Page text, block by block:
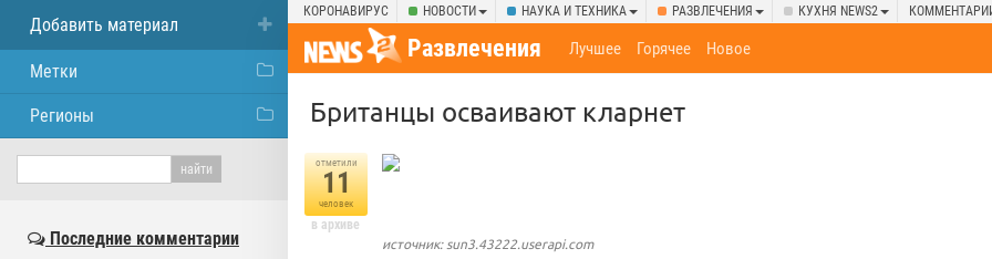
КОРОНАВИРУС НОВОСТИ НАУКА И ТЕХНИКА РАЗВЛЕЧЕНИЯ КУХНЯ NEWS2
Развлечения Лучшее Горячее Новое
Британцы осваивают кларнет
отметили
11
человек
в архиве
источник: sun3.43222.userapi.com
Добавить материал
Метки
Регионы
Последние комментарии